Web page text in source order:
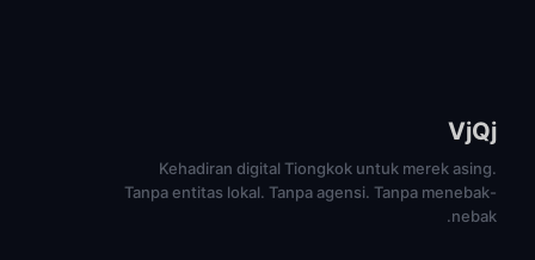
VjQj
Kehadiran digital Tiongkok untuk merek asing.
Tanpa entitas lokal. Tanpa agensi. Tanpa menebak-
nebak.